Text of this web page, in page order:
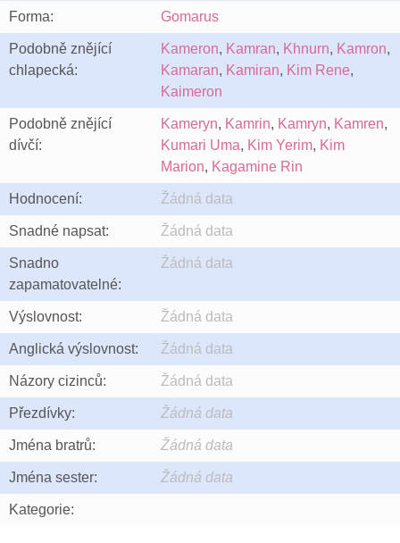
Forma: Gomarus
Podobně znějící
chlapecká:
Kameron, Kamran, Khnurn, Kamron,
Kamaran, Kamiran, Kim Rene,
Kaimeron
Podobně znějící
dívčí:
Kameryn, Kamrin, Kamryn, Kamren,
Kumari Uma, Kim Yerim, Kim
Marion, Kagamine Rin
Hodnocení: Žádná data
Snadné napsat: Žádná data
Snadno
zapamatovatelné:
Žádná data
Výslovnost: Žádná data
Anglická výslovnost: Žádná data
Názory cizinců: Žádná data
Přezdívky: Žádná data
Jména bratrů: Žádná data
Jména sester: Žádná data
Kategorie: